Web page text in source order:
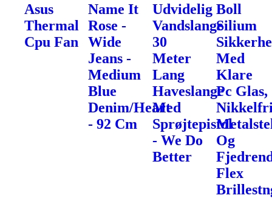
Asus
Thermal
Cpu Fan
Name It
Rose -
Wide
Jeans -
Medium
Blue
Denim/Heart
- 92 Cm
Udvidelig
Vandslange
30
Meter
Lang
Haveslange
Med
Sprøjtepistol
- We Do
Better
Boll
Silium
Med
Klare
Pc Glas,
Og
Flex